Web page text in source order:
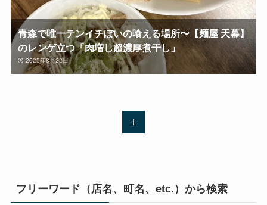
青森で唯一テンイチぽいの喰える場所〜【麺屋 天幕】
のレンゲ立つ「肉増し超濃厚煮干し」
2025年8月22日
1
フリーワード（店名、町名、etc.）から検索